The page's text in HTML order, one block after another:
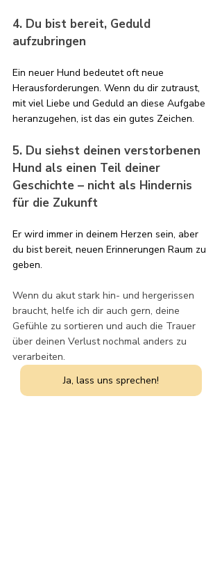
4. Du bist bereit, Geduld
aufzubringen
Ein neuer Hund bedeutet oft neue
Herausforderungen. Wenn du dir zutraust,
mit viel Liebe und Geduld an diese Aufgabe
heranzugehen, ist das ein gutes Zeichen.
5. Du siehst deinen verstorbenen
Hund als einen Teil deiner
Geschichte – nicht als Hindernis
für die Zukunft
Er wird immer in deinem Herzen sein, aber
du bist bereit, neuen Erinnerungen Raum zu
geben.
Wenn du akut stark hin- und hergerissen
braucht, helfe ich dir auch gern, deine
Gefühle zu sortieren und auch die Trauer
über deinen Verlust nochmal anders zu
verarbeiten.
Ja, lass uns sprechen!